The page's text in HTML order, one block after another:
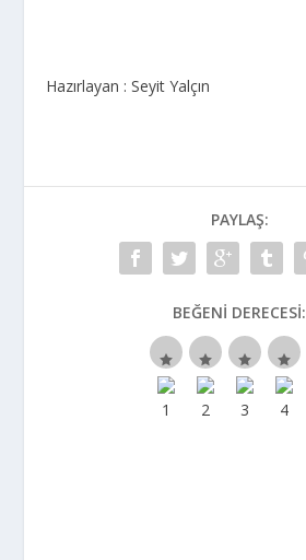
Hazırlayan : Seyit Yalçın
PAYLAŞ:
BEĞENI DERECESI: